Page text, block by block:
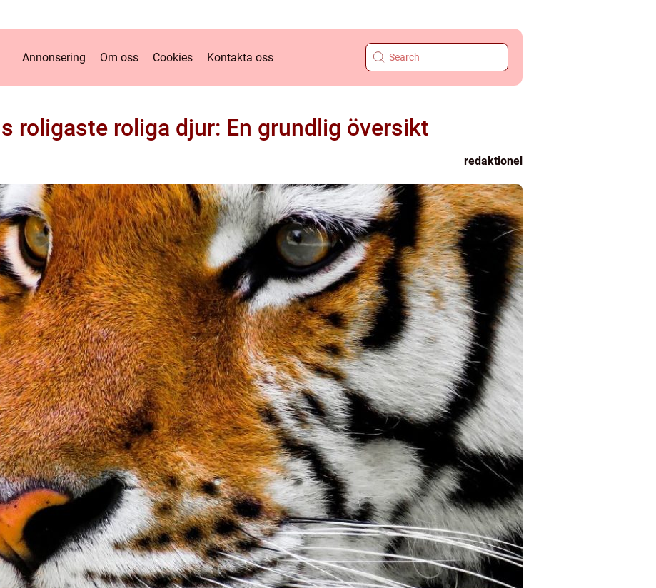
Annonsering Om oss Cookies Kontakta oss
roligaste roliga djur: En grundlig översikt
redaktionel